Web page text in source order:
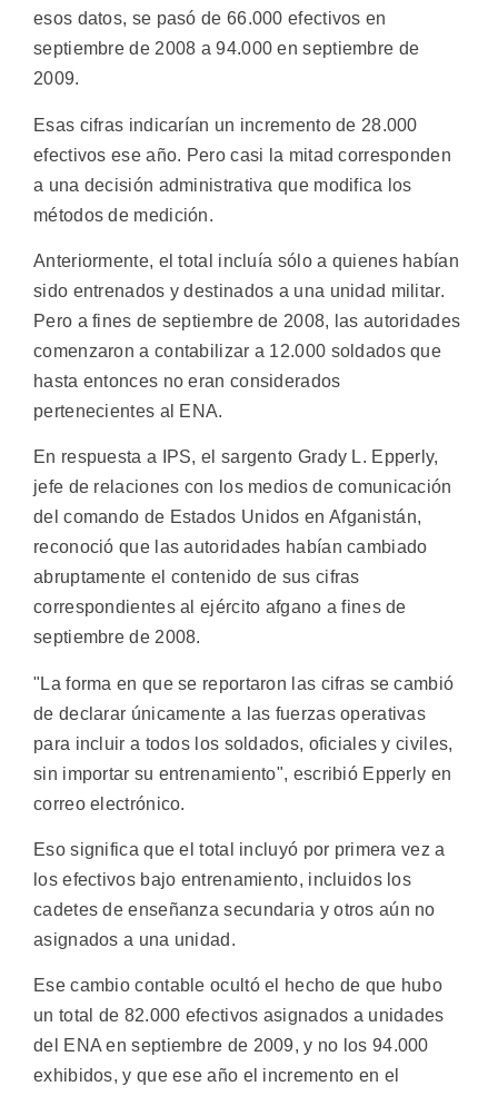
esos datos, se pasó de 66.000 efectivos en
septiembre de 2008 a 94.000 en septiembre de
2009.
Esas cifras indicarían un incremento de 28.000
efectivos ese año. Pero casi la mitad corresponden
a una decisión administrativa que modifica los
métodos de medición.
Anteriormente, el total incluía sólo a quienes habían
sido entrenados y destinados a una unidad militar.
Pero a fines de septiembre de 2008, las autoridades
comenzaron a contabilizar a 12.000 soldados que
hasta entonces no eran considerados
pertenecientes al ENA.
En respuesta a IPS, el sargento Grady L. Epperly,
jefe de relaciones con los medios de comunicación
del comando de Estados Unidos en Afganistán,
reconoció que las autoridades habían cambiado
abruptamente el contenido de sus cifras
correspondientes al ejército afgano a fines de
septiembre de 2008.
"La forma en que se reportaron las cifras se cambió
de declarar únicamente a las fuerzas operativas
para incluir a todos los soldados, oficiales y civiles,
sin importar su entrenamiento", escribió Epperly en
correo electrónico.
Eso significa que el total incluyó por primera vez a
los efectivos bajo entrenamiento, incluidos los
cadetes de enseñanza secundaria y otros aún no
asignados a una unidad.
Ese cambio contable ocultó el hecho de que hubo
un total de 82.000 efectivos asignados a unidades
del ENA en septiembre de 2009, y no los 94.000
exhibidos, y que ese año el incremento en el